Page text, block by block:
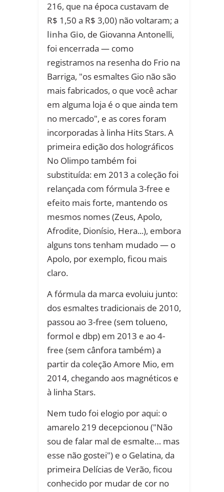
216, que na época custavam de
R$ 1,50 a R$ 3,00) não voltaram; a
linha Gio, de Giovanna Antonelli,
foi encerrada — como
registramos na resenha do Frio na
Barriga, "os esmaltes Gio não são
mais fabricados, o que você achar
em alguma loja é o que ainda tem
no mercado", e as cores foram
incorporadas à linha Hits Stars. A
primeira edição dos holográficos
No Olimpo também foi
substituída: em 2013 a coleção foi
relançada com fórmula 3-free e
efeito mais forte, mantendo os
mesmos nomes (Zeus, Apolo,
Afrodite, Dionísio, Hera...), embora
alguns tons tenham mudado — o
Apolo, por exemplo, ficou mais
claro.
A fórmula da marca evoluiu junto:
dos esmaltes tradicionais de 2010,
passou ao3-free (sem tolueno,
formol e dbp) em 2013 e ao4-
free (sem cânfora também) a
partir da coleção Amore Mio, em
2014, chegando aos magnéticos e
à linha Stars.
Nem tudo foi elogio por aqui: o
amarelo 219 decepcionou ("Não
sou de falar mal de esmalte… mas
esse não gostei") e o Gelatina, da
primeira Delícias de Verão, ficou
conhecido por mudar de cor no